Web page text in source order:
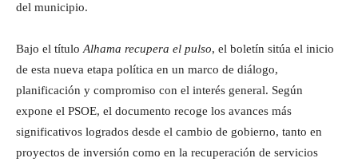
del municipio.
Bajo el título Alhama recupera el pulso, el boletín sitúa el inicio
de esta nueva etapa política en un marco de diálogo,
planificación y compromiso con el interés general. Según
expone el PSOE, el documento recoge los avances más
significativos logrados desde el cambio de gobierno, tanto en
proyectos de inversión como en la recuperación de servicios